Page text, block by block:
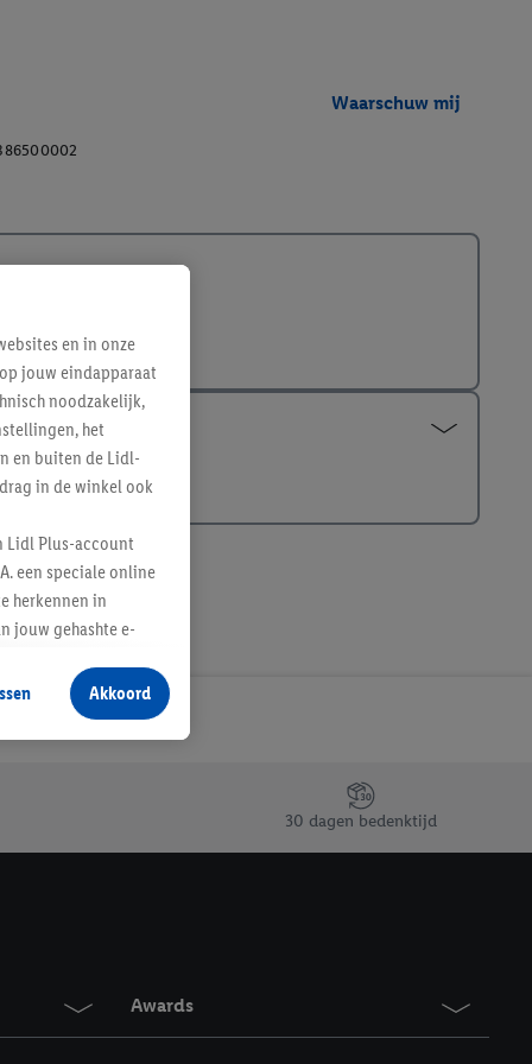
Waarschuw mij
30 dagen bedenktijd
Awards
en in onze
jouw eindapparaat
noodzakelijk,
het
en buiten de Lidl-
in de winkel ook
Lidl Plus-account
een speciale online
herkennen in
jouw gehashte e-
producten waarin je
te plaatsen
jouw gehashte e-
kunnen worden
vergelijkbare
Meer informatie,
Akkoord